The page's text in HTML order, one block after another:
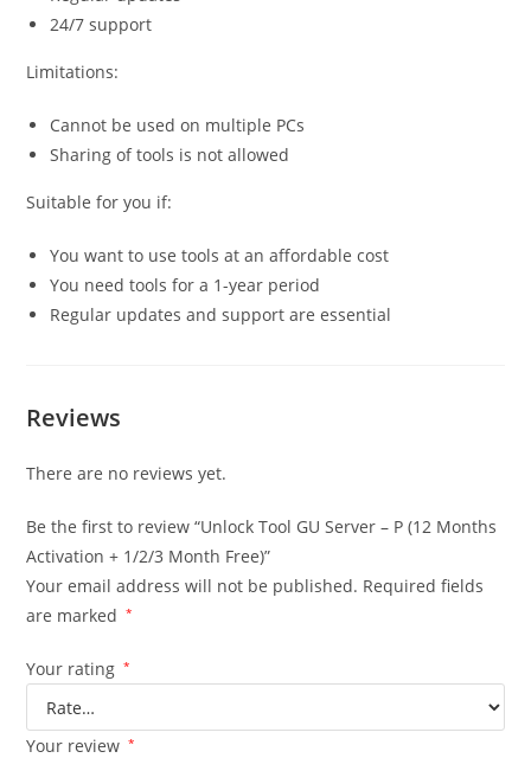
24/7 support
Limitations:
Cannot be used on multiple PCs
Sharing of tools is not allowed
Suitable for you if:
You want to use tools at an affordable cost
You need tools for a 1-year period
Regular updates and support are essential
Reviews
There are no reviews yet.
Be the first to review “Unlock Tool GU Server – P (12 Months
Activation + 1/2/3 Month Free)”
Your email address will not be published. Required fields
are marked
*
Your rating *
Your review *